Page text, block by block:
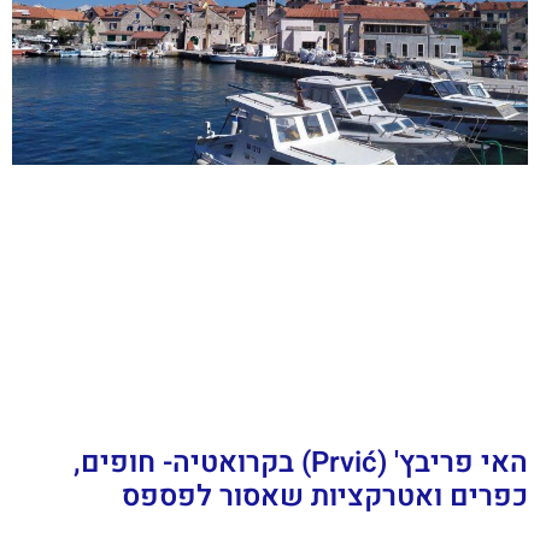
האי פריבץ' (Prvić) בקרואטיה- חופים,
כפרים ואטרקציות שאסור לפספס